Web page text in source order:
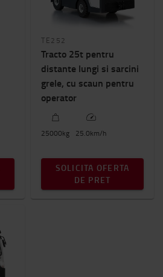
TE252
Tracto 25t pentru
distante lungi si sarcini
grele, cu scaun pentru
operator
25000kg 25.0km/h
SOLICITA OFERTA
DE PRET